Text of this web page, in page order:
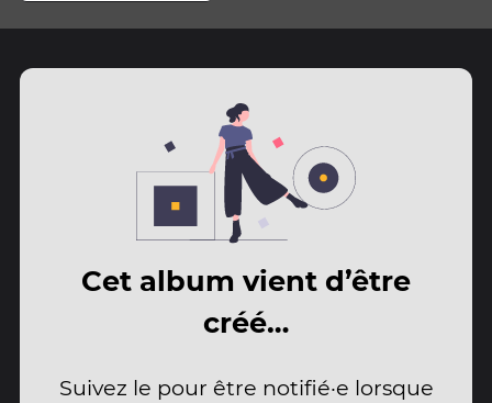
Cet album vient d’être
créé…
Suivez le pour être notifié·e lorsque